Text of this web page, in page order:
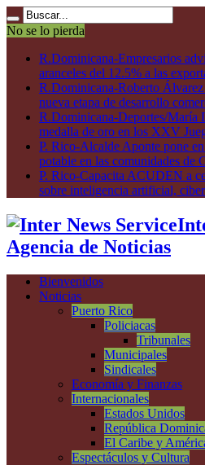
No se lo pierda
R.Dominicana-Empresarios
aranceles del 12.5% a las
R.Dominicana-Roberto Álvarez
nueva etapa de desarrollo
R.Dominicana-Deportes/María
medalla de oro en los XXV
P. Rico-Alcalde Aponte pone
potable en las comunidades de
P. Rico-Capacita ACUDEN a
sobre inteligencia artificial,
Agencia de Noticias
Bienvenidos
Noticias
Puerto Rico
Policiacas
Tribunales
Municipales
Sindicales
Economía y Finanzas
Internacionales
Estados Unidos
República
El Caribe y
Espectáculos y Cultura